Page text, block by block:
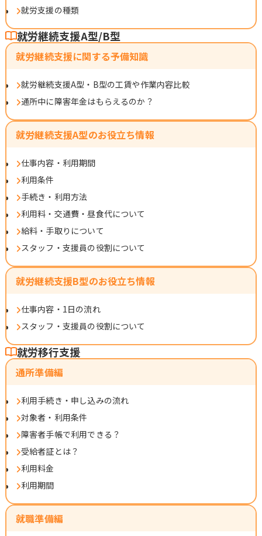
就労支援の種類
就労継続支援A型/B型
就労継続支援に関する予備知識
就労継続支援A型・B型の工賃や作業内容比較
通所中に障害年金はもらえるのか？
就労継続支援A型のお役立ち情報
仕事内容・利用期間
利用条件
手続き・利用方法
利用料・交通費・昼食代について
給料・手取りについて
スタッフ・支援員の役割について
就労継続支援B型のお役立ち情報
仕事内容・1日の流れ
スタッフ・支援員の役割について
就労移行支援
通所準備編
利用手続き・申し込みの流れ
対象者・利用条件
障害者手帳で利用できる？
受給者証とは？
利用料金
利用期間
就職準備編